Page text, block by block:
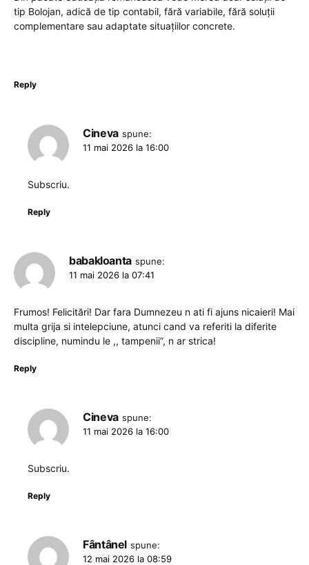
tip Bolojan, adică de tip contabil, fără variabile, fără soluții
complementare sau adaptate situațiilor concrete.
Reply
Cineva spune:
11 mai 2026 la 16:00
Subscriu.
Reply
babakloanta spune:
11 mai 2026 la 07:41
Frumos! Felicitări! Dar fara Dumnezeu n ati fi ajuns nicaieri! Mai
multa grija si intelepciune, atunci cand va referiti la diferite
discipline, numindu le ,, tampenii”, n ar strica!
Reply
Cineva spune:
11 mai 2026 la 16:00
Subscriu.
Reply
Fântânel spune:
12 mai 2026 la 08:59